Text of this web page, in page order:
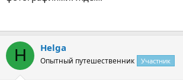
H Helga
Опытный путешественник Участник